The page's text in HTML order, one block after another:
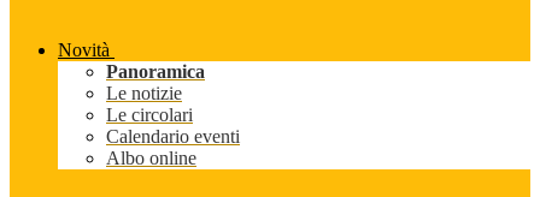
Novità
Panoramica
Le notizie
Le circolari
Calendario eventi
Albo online